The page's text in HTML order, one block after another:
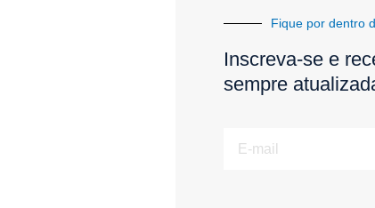
Fique por dentro
Inscreva-se e
sempre